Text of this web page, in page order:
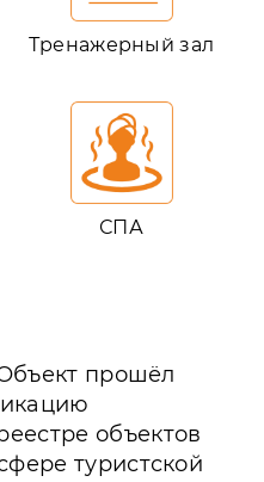
Тренажерный зал
СПА
прошёл
объектов
туристской